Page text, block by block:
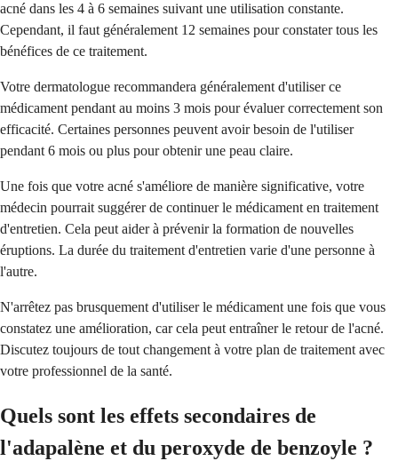
acné dans les 4 à 6 semaines suivant une utilisation constante.
Cependant, il faut généralement 12 semaines pour constater tous les
bénéfices de ce traitement.
Votre dermatologue recommandera généralement d'utiliser ce
médicament pendant au moins 3 mois pour évaluer correctement son
efficacité. Certaines personnes peuvent avoir besoin de l'utiliser
pendant 6 mois ou plus pour obtenir une peau claire.
Une fois que votre acné s'améliore de manière significative, votre
médecin pourrait suggérer de continuer le médicament en traitement
d'entretien. Cela peut aider à prévenir la formation de nouvelles
éruptions. La durée du traitement d'entretien varie d'une personne à
l'autre.
N'arrêtez pas brusquement d'utiliser le médicament une fois que vous
constatez une amélioration, car cela peut entraîner le retour de l'acné.
Discutez toujours de tout changement à votre plan de traitement avec
votre professionnel de la santé.
Quels sont les effets secondaires de
l'adapalène et du peroxyde de benzoyle ?